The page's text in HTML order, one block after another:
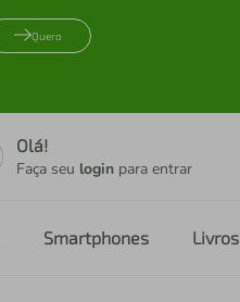
Quero
Olá!
Faça seu login para entrar
Smartphones Livros